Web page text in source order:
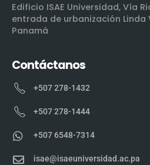
Edificio ISAE Universidad, Vía
entrada de urbanización Linda
Panamá
Contáctanos
+507 278-1432
+507 278-1444
+507 6548-7314
isae@isaeuniversidad.ac.pa